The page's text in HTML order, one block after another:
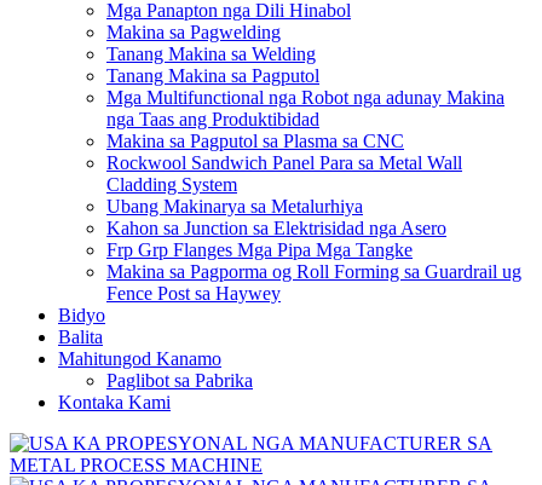
Mga Panapton nga Dili Hinabol
Makina sa Pagwelding
Tanang Makina sa Welding
Tanang Makina sa Pagputol
Mga Multifunctional nga Robot nga adunay Makina
nga Taas ang Produktibidad
Makina sa Pagputol sa Plasma sa CNC
Rockwool Sandwich Panel Para sa Metal Wall
Cladding System
Ubang Makinarya sa Metalurhiya
Kahon sa Junction sa Elektrisidad nga Asero
Frp Grp Flanges Mga Pipa Mga Tangke
Makina sa Pagporma og Roll Forming sa Guardrail ug
Fence Post sa Haywey
Bidyo
Balita
Mahitungod Kanamo
Paglibot sa Pabrika
Kontaka Kami